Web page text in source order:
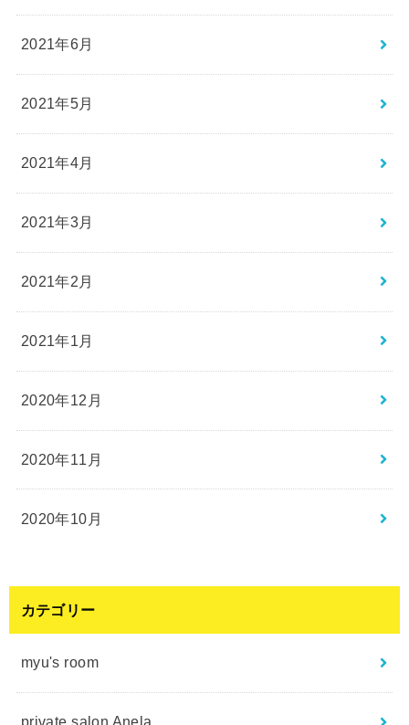
2021年6月
2021年5月
2021年4月
2021年3月
2021年2月
2021年1月
2020年12月
2020年11月
2020年10月
カテゴリー
myu's room